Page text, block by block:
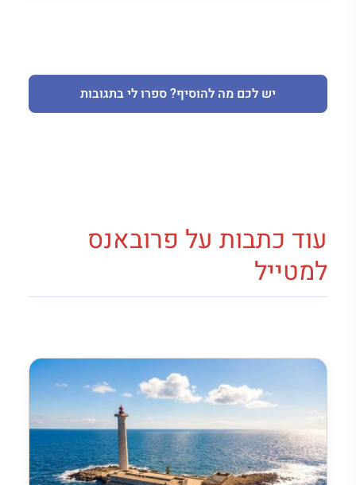
יש לכם מה להוסיף? ספרו לי בתגובות
עוד כתבות על פרובאנס
למטייל